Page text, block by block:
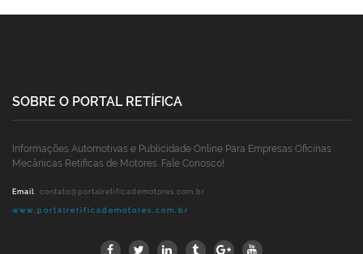
SOBRE O PORTAL RETÍFICA
Informações Automotivas e Publicidade Online Para Empresas Oficinas
Mecânicas Retíficas de Motores. Fale Conosco!
Email: contato@portalretificademotores.com.br
www.portalretificademotores.com.br